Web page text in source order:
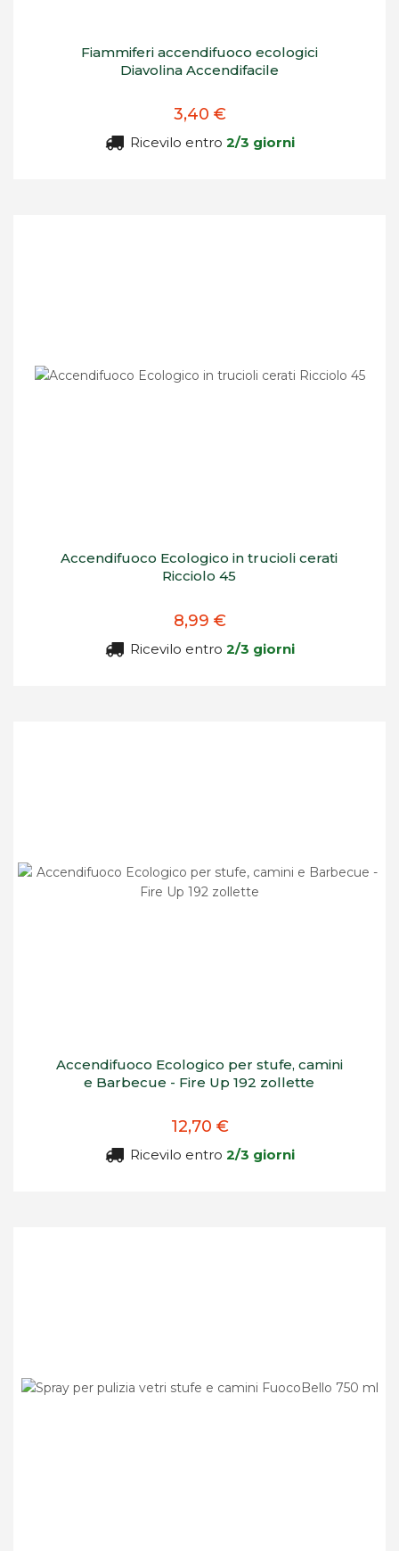
Fiammiferi accendifuoco ecologici
Diavolina Accendifacile
3,40 €
Ricevilo entro 2/3 giorni
Accendifuoco Ecologico in trucioli cerati
Ricciolo 45
8,99 €
Ricevilo entro 2/3 giorni
Accendifuoco Ecologico per stufe, camini
e Barbecue - Fire Up 192 zollette
12,70 €
Ricevilo entro 2/3 giorni